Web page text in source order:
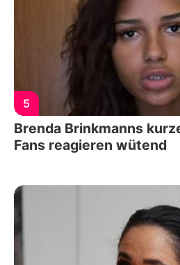
5
Brenda Brinkmanns
Fans reagieren wütend